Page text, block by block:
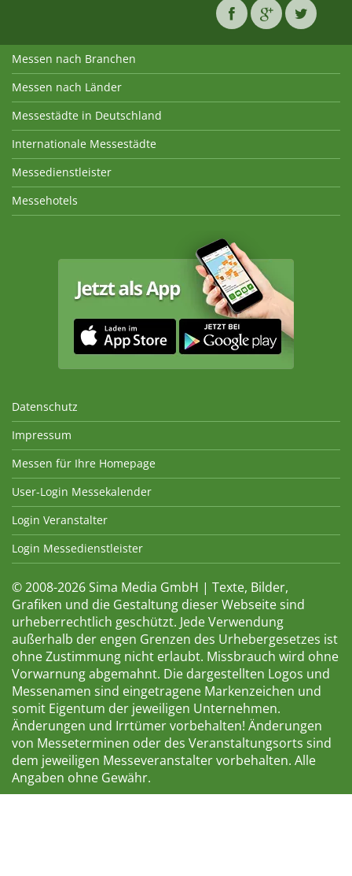
Messen nach Branchen
Messen nach Länder
Messestädte in Deutschland
Internationale Messestädte
Messedienstleister
Messehotels
Datenschutz
Impressum
Messen für Ihre Homepage
User-Login Messekalender
Login Veranstalter
Login Messedienstleister
© 2008-2026 Sima Media GmbH | Texte, Bilder,
Grafiken und die Gestaltung dieser Webseite sind
urheberrechtlich geschützt. Jede Verwendung
außerhalb der engen Grenzen des Urhebergesetzes ist
ohne Zustimmung nicht erlaubt. Missbrauch wird ohne
Vorwarnung abgemahnt. Die dargestellten Logos und
Messenamen sind eingetragene Markenzeichen und
somit Eigentum der jeweiligen Unternehmen.
Änderungen und Irrtümer vorbehalten! Änderungen
von Messeterminen oder des Veranstaltungsorts sind
dem jeweiligen Messeveranstalter vorbehalten. Alle
Angaben ohne Gewähr.